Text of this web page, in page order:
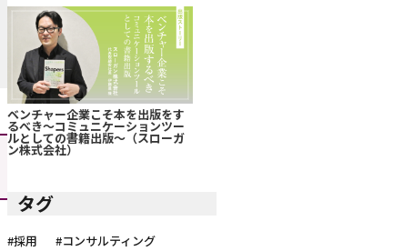
ベンチャー企業こそ本を出版をす
るべき～コミュニケーションツー
ルとしての書籍出版～（スローガ
ン株式会社）
タグ
#採用
#コンサルティング